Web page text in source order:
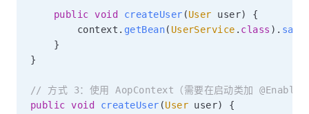
public void createUser (User user)
{
        context
. getBean( UserService . class ) .
}
}
// 方式 3：使用 AopContext（需要在启动类加
public void createUser (User user)
{